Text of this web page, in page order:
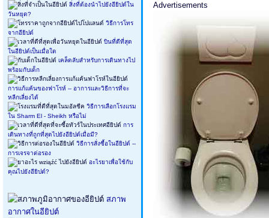
สิ่งที่ต้องนำไปยังอียิปต์ใน
วันหยุด?
วิธีการโทร
จากอียิปต์
บินที่ดีที่สุด
ในอียิปต์เป็นเมื่อใด
เคล็ดลับสำหรับการเดินทางไป
พร้อมกับเด็ก
การแก้แค้นของฟาโรห์ -- อาการและวิธีการที่จะ
หลีกเลี่ยงได้
วิธีการเลือกโรงแรม
ใน Sharm El - Sheikh หรือไม่
การ
เดินทางที่ถูกที่สุดไปยังอียิปต์เมื่อมี?
วิธีการสั่งซื้อในอียิปต์ --
การเจรจาต่อรอง
อะไรยาเพื่อใช้กับ
คุณไปยังอียิปต์?
สภาพ
อากาศในอียิปต์
Advertisements